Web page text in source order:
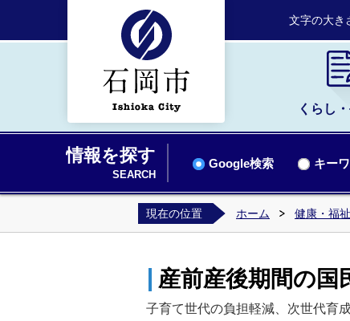
文字の大き
くらし
情報を探す
SEARCH
Google検索 キー
現在の位置 ホーム 健康・福祉
産前産後期間の国
子育て世代の負担軽減、次世代育